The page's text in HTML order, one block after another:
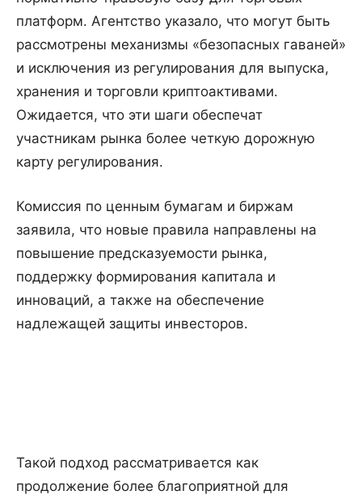
платформ. Агентство указало, что могут быть
рассмотрены механизмы «безопасных гаваней»
и исключения из регулирования для выпуска,
хранения и торговли криптоактивами.
Ожидается, что эти шаги обеспечат
участникам рынка более четкую дорожную
карту регулирования.
Комиссия по ценным бумагам и биржам
заявила, что новые правила направлены на
повышение предсказуемости рынка,
поддержку формирования капитала и
инноваций, а также на обеспечение
надлежащей защиты инвесторов.
Такой подход рассматривается как
продолжение более благоприятной для